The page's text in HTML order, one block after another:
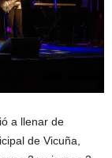
a llenar de
de Vicuña,